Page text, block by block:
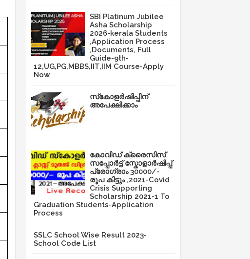
SBI Platinum Jubilee
Asha Scholarship
2026-kerala Students
,Application Process
,Documents, Full
Guide-9th-
12,UG,PG,MBBS,IIT,IIM Course-Apply
Now
സ്‌കോളർഷിപ്പിന്
അപേക്ഷിക്കാം
കോവിഡ് ക്രൈസിസ്
സപ്പോർട്ട് സ്കോളാർഷിപ്പ്
പ്രോഗ്രാം 30000/-
രൂപ കിട്ടും ,2021-Covid
Crisis Supporting
Scholarship 2021-1 To
Graduation Students-Application
Process
SSLC School Wise Result 2023-
School Code List